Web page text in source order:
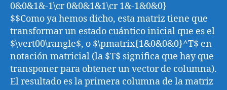
0&0&1&-1\cr 0&0&1&1\cr 1&-1&0&0}
$$Como ya hemos dicho, esta matriz tiene que
transformar un estado cuántico inicial que es el
$\vert00\rangle$, o $\pmatrix{1&0&0&0}^T$ en
notación matricial (la $T$ significa que hay que
transponer para obtener un vector de columna).
El resultado es la primera columna de la matriz